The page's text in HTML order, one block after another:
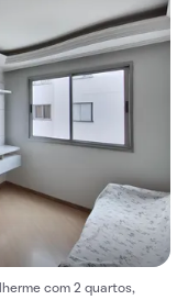
com 2 quartos,